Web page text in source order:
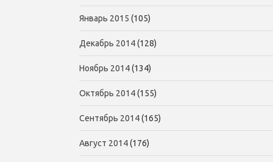
Январь 2015 (105)
Декабрь 2014(128)
Ноябрь 2014(134)
Октябрь 2014(155)
Сентябрь 2014(165)
Август 2014(176)